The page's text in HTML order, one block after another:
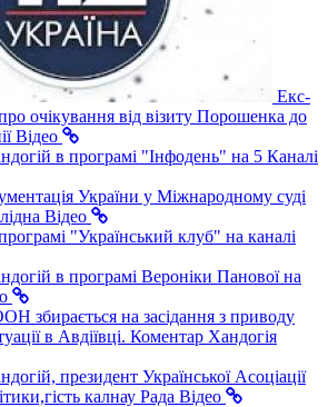
Екс-
очікування від візиту Порошенка до
Відео
в програмі "Інфодень" на 5 Каналі
України у Міжнародному суді
Відео
"Український клуб" на каналі
в програмі Вероніки Панової на
збирається на засідання з приводу
в Авдіївці. Коментар Хандогія
президент Української Асоціації
калнау Рада Відео